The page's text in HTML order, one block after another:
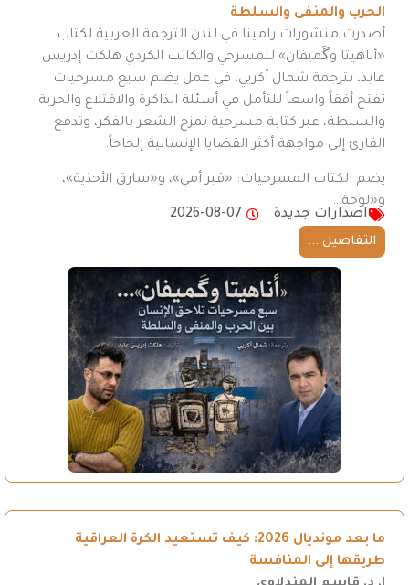
الحرب والمنفى والسلطة
أصدرت منشورات رامينا في لندن الترجمة العربية لكتاب
«أناهيتا وگَميفان» للمسرحي والكاتب الكردي هلكت إدريس
عابد، بترجمة شمال آكريي، في عمل يضم سبع مسرحيات
تفتح أفقاً واسعاً للتأمل في أسئلة الذاكرة والاقتلاع والحرية
والسلطة، عبر كتابة مسرحية تمزج الشعر بالفكر، وتدفع
القارئ إلى مواجهة أكثر القضايا الإنسانية إلحاحاً.
يضم الكتاب المسرحيات: «قبر أمي»، و«سارق الأحذية»،
و«لوحة…
اصدارات جديدة
2026-08-07
التفاصيل ...
ما بعد مونديال 2026: كيف تستعيد الكرة العراقية
طريقها إلى المنافسة